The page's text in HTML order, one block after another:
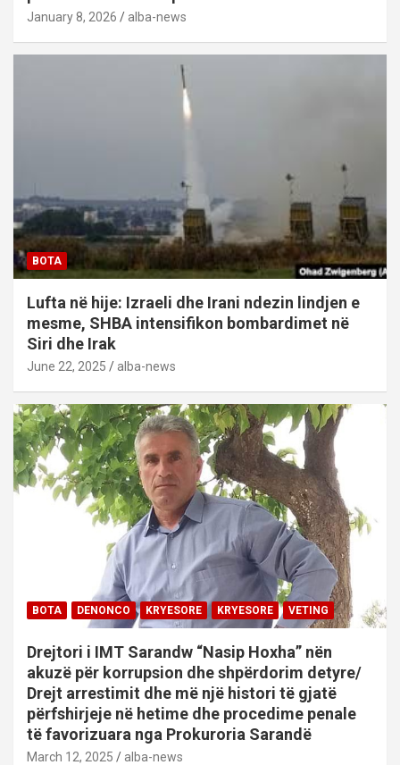
January 8, 2026 alba-news
BOTA
Lufta në hije: Izraeli dhe Irani ndezin lindjen e
mesme, SHBA intensifikon bombardimet në
Siri dhe Irak
June 22, 2025 alba-news
BOTA DENONCO KRYESORE KRYESORE VETING
Drejtori i IMT Sarandw “Nasip Hoxha” nën
akuzë për korrupsion dhe shpërdorim detyre/
Drejt arrestimit dhe më një histori të gjatë
përfshirjeje në hetime dhe procedime penale
të favorizuara nga Prokuroria Sarandë
March 12, 2025 alba-news